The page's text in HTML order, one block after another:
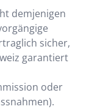
demjenigen
sicher,
garantiert
oder